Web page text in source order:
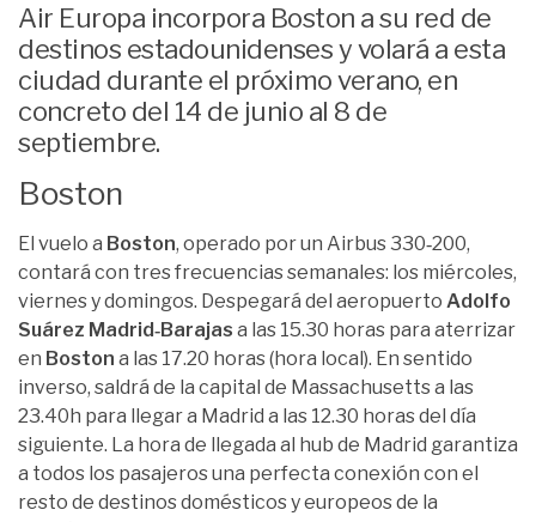
Air Europa incorpora Boston a su red de
destinos estadounidenses y volará a esta
ciudad durante el próximo verano, en
concreto del 14 de junio al 8 de
septiembre.
Boston
El vuelo a Boston, operado por un Airbus 330‐200,
contará con tres frecuencias semanales: los miércoles,
viernes y domingos. Despegará del aeropuerto Adolfo
Suárez Madrid‐Barajas a las 15.30 horas para aterrizar
en Boston a las 17.20 horas (hora local). En sentido
inverso, saldrá de la capital de Massachusetts a las
23.40h para llegar a Madrid a las 12.30 horas del día
siguiente. La hora de llegada al hub de Madrid garantiza
a todos los pasajeros una perfecta conexión con el
resto de destinos domésticos y europeos de la